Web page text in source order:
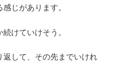
じがあります。
けていけそう。
して、その先までいけれ